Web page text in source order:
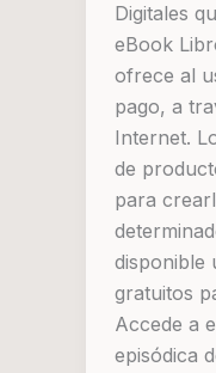
Digitales
eBook
ofrece al
pago, a
Internet.
de
para
disponible
gratuitos
Accede a
episódica